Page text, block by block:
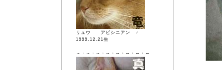
リュウ アビシニアン ♂
1999.12.21生
～・～・～・～・～・～・～・～